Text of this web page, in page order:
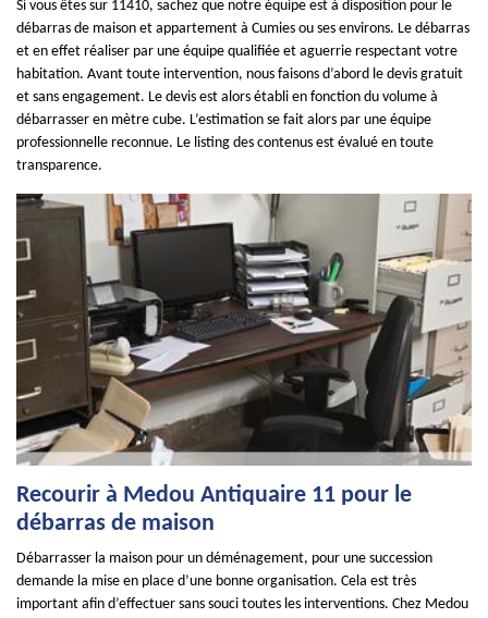
Si vous êtes sur 11410, sachez que notre équipe est à disposition pour le
débarras de maison et appartement à Cumies ou ses environs. Le débarras
et en effet réaliser par une équipe qualifiée et aguerrie respectant votre
habitation. Avant toute intervention, nous faisons d’abord le devis gratuit
et sans engagement. Le devis est alors établi en fonction du volume à
débarrasser en mètre cube. L’estimation se fait alors par une équipe
professionnelle reconnue. Le listing des contenus est évalué en toute
transparence.
Recourir à Medou Antiquaire 11 pour le
débarras de maison
Débarrasser la maison pour un déménagement, pour une succession
demande la mise en place d’une bonne organisation. Cela est très
important afin d’effectuer sans souci toutes les interventions. Chez Medou